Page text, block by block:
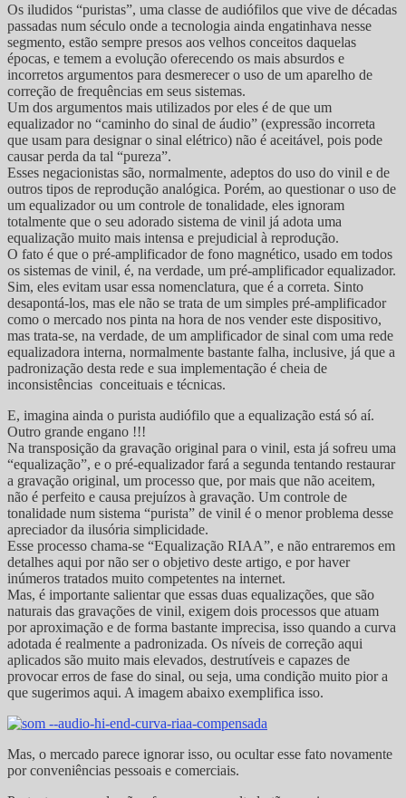
Os iludidos “puristas”, uma classe de audiófilos que vive de décadas
passadas num século onde a tecnologia ainda engatinhava nesse
segmento, estão sempre presos aos velhos conceitos daquelas
épocas, e temem a evolução oferecendo os mais absurdos e
incorretos argumentos para desmerecer o uso de um aparelho de
correção de frequências em seus sistemas.
Um dos argumentos mais utilizados por eles é de que um
equalizador no “caminho do sinal de áudio” (expressão incorreta
que usam para designar o sinal elétrico) não é aceitável, pois pode
causar perda da tal “pureza”.
Esses negacionistas são, normalmente, adeptos do uso do vinil e de
outros tipos de reprodução analógica. Porém, ao questionar o uso de
um equalizador ou um controle de tonalidade, eles ignoram
totalmente que o seu adorado sistema de vinil já adota uma
equalização muito mais intensa e prejudicial à reprodução.
O fato é que o pré-amplificador de fono magnético, usado em todos
os sistemas de vinil, é, na verdade, um pré-amplificador equalizador.
Sim, eles evitam usar essa nomenclatura, que é a correta. Sinto
desapontá-los, mas ele não se trata de um simples pré-amplificador
como o mercado nos pinta na hora de nos vender este dispositivo,
mas trata-se, na verdade, de um amplificador de sinal com uma rede
equalizadora interna, normalmente bastante falha, inclusive, já que a
padronização desta rede e sua implementação é cheia de
inconsistências conceituais e técnicas.
E, imagina ainda o purista audiófilo que a equalização está só aí.
Outro grande engano !!!
Na transposição da gravação original para o vinil, esta já sofreu uma
“equalização”, e o pré-equalizador fará a segunda tentando restaurar
a gravação original, um processo que, por mais que não aceitem,
não é perfeito e causa prejuízos à gravação. Um controle de
tonalidade num sistema “purista” de vinil é o menor problema desse
apreciador da ilusória simplicidade.
Esse processo chama-se “Equalização RIAA”, e não entraremos em
detalhes aqui por não ser o objetivo deste artigo, e por haver
inúmeros tratados muito competentes na internet.
Mas, é importante salientar que essas duas equalizações, que são
naturais das gravações de vinil, exigem dois processos que atuam
por aproximação e de forma bastante imprecisa, isso quando a curva
adotada é realmente a padronizada. Os níveis de correção aqui
aplicados são muito mais elevados, destrutíveis e capazes de
provocar erros de fase do sinal, ou seja, uma condição muito pior a
que sugerimos aqui. A imagem abaixo exemplifica isso.
Mas, o mercado parece ignorar isso, ou ocultar esse fato novamente
por conveniências pessoais e comerciais.